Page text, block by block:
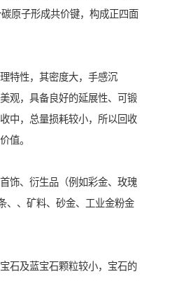
原子形成共价键，构成正四面
特性，其密度大，手感沉
观，具备良好的延展性、可锻
中，总量损耗较小，所以回收
值。
饰、衍生品（例如彩金、玫瑰
、、矿料、砂金、工业金粉金
及蓝宝石颗粒较小，宝石的